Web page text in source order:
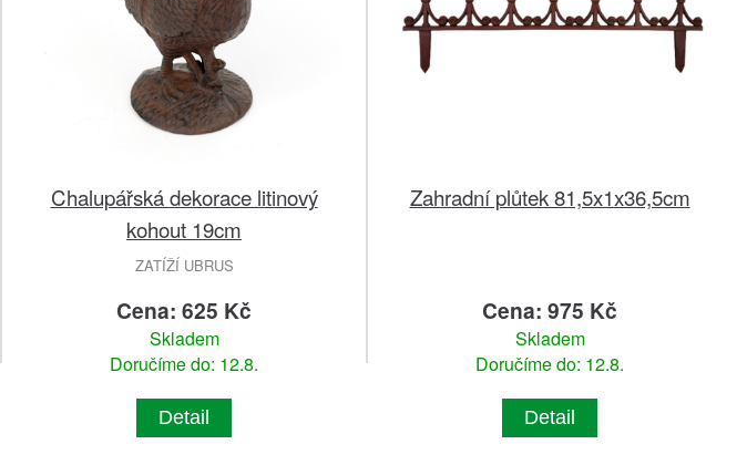
Chalupářská dekorace litinový
kohout 19cm
ZATÍŽÍ UBRUS
Cena: 625 Kč
Skladem
Doručíme do: 12.8.
Detail
Zahradní plůtek 81,5x1x36,5cm
Cena: 975 Kč
Skladem
Doručíme do: 12.8.
Detail